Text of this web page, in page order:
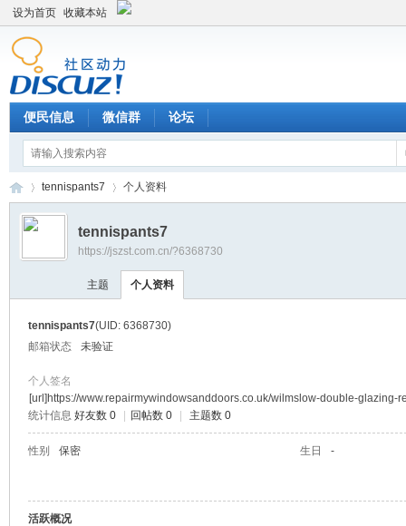
设为首页 收藏本站
便民信息 微信群 论坛
›
tennispants7 个人资料
tennispants7
https://jszst.com.cn/?6368730
主题 个人资料
tennispants7(UID: 6368730)
邮箱状态
未验证
个人签名
[url]https://www.repairmywindowsanddoors.co.uk/wilmslow-double-glazing-
统计信息 好友数 0 回帖数 0 主题数 0
性别 保密 生日 -
活跃概况